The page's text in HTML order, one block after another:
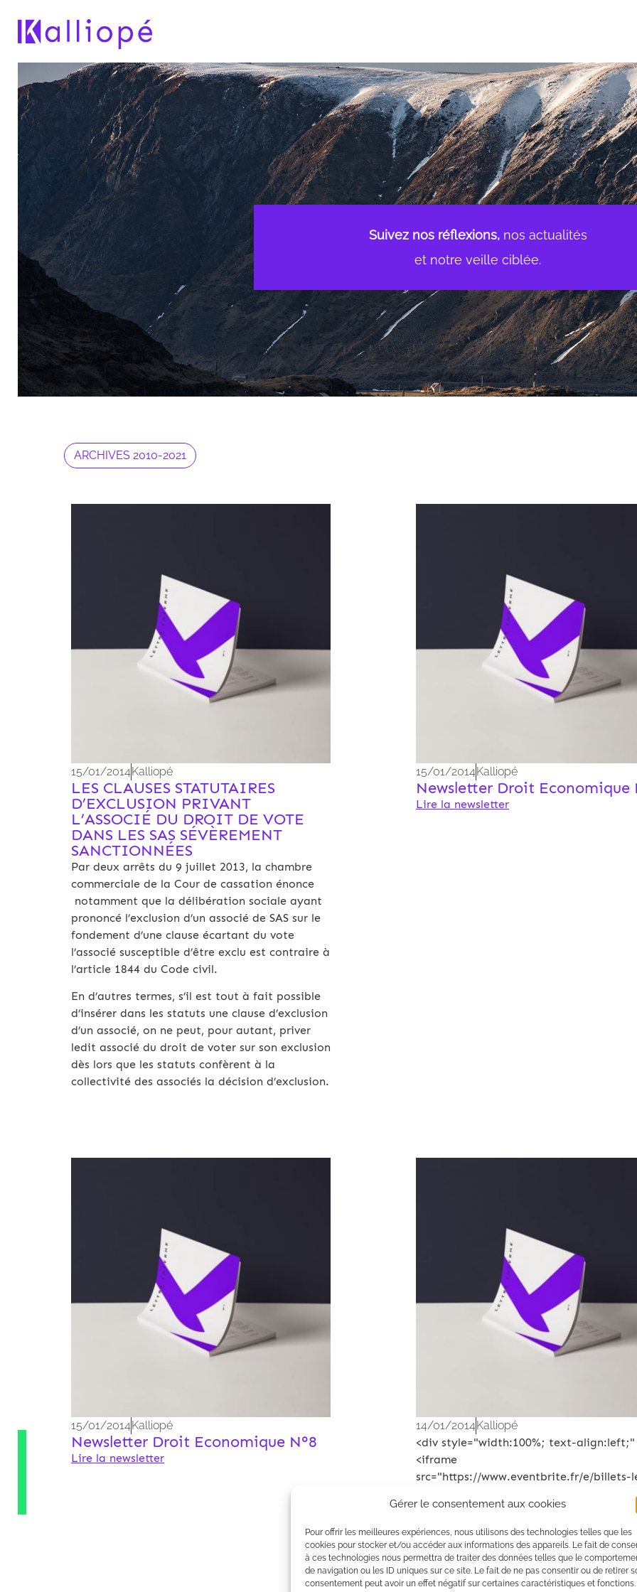
Gérer le consentement aux cookies
Pour offrir les meilleures expériences, nous utilisons des technologies telles que les
cookies pour stocker et/ou accéder aux informations des appareils. Le fait de
à ces technologies nous permettra de traiter des données telles que le
de navigation ou les ID uniques sur ce site. Le fait de ne pas consentir ou de retirer
consentement peut avoir un effet négatif sur certaines caractéristiques et fonctions.
Suivez nos réflexions, nos actualités
et notre veille ciblée.
ARCHIVES 2010-2021
15/01/2014Kalliopé
LES CLAUSES STATUTAIRES
D’EXCLUSION PRIVANT
L’ASSOCIÉ DU DROIT DE VOTE
DANS LES SAS SÉVÈREMENT
SANCTIONNÉES
Par deux arrêts du 9 juillet 2013, la chambre
commerciale de la Cour de cassation énonce
notamment que la délibération sociale ayant
prononcé l’exclusion d’un associé de SAS sur le
fondement d’une clause écartant du vote
l’associé susceptible d’être exclu est contraire à
l’article 1844 du Code civil.
En d’autres termes, s’il est tout à fait possible
d’insérer dans les statuts une clause d’exclusion
d’un associé, on ne peut, pour autant, priver
ledit associé du droit de voter sur son exclusion
dès lors que les statuts confèrent à la
collectivité des associés la décision d’exclusion.
15/01/2014Kalliopé
Newsletter Droit Economique
Lire la newsletter
15/01/2014 Kalliopé
Newsletter Droit Economique N°8
Lire la newsletter
14/01/2014 Kalliopé
<div style="width:100%; text-align:left;"
<iframe
src="https://www.eventbrite.fr/e/billets-
desequilibre-significatif-dans-les-
daffaires-comment-aborder-cette-
plein-9239923861?ref=eweb"
height="1000" width="100%" vspace="0"
hspace="0" marginheight="5"
scrolling="auto"